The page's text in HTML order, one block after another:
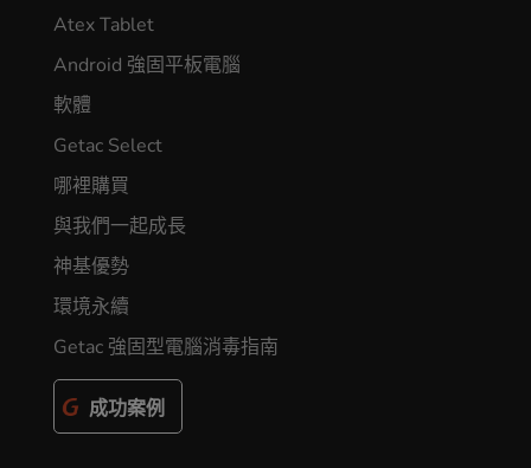
Atex Tablet
Android 強固平板電腦
軟體
Getac Select
哪裡購買
與我們一起成長
神基優勢
環境永續
Getac 強固型電腦消毒指南
成功案例